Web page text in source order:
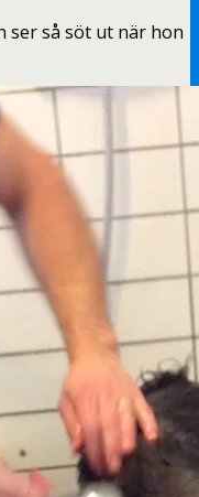
ser så söt ut när hon